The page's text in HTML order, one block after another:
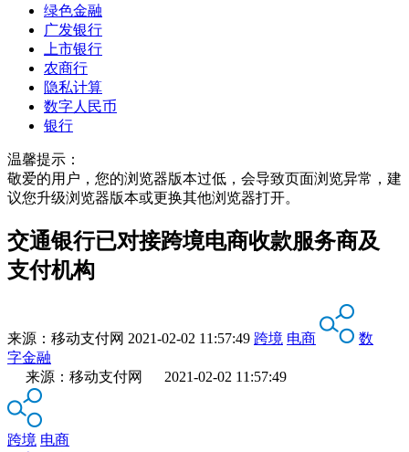
绿色金融
广发银行
上市银行
农商行
隐私计算
数字人民币
银行
温馨提示：
敬爱的用户，您的浏览器版本过低，会导致页面浏览异常，建
议您升级浏览器版本或更换其他浏览器打开。
交通银行已对接跨境电商收款服务商及
支付机构
来源： 移动支付网 2021-02-02 11:57:49 跨境 电商
数
字金融
来源：移动支付网 2021-02-02 11:57:49
跨境 电商